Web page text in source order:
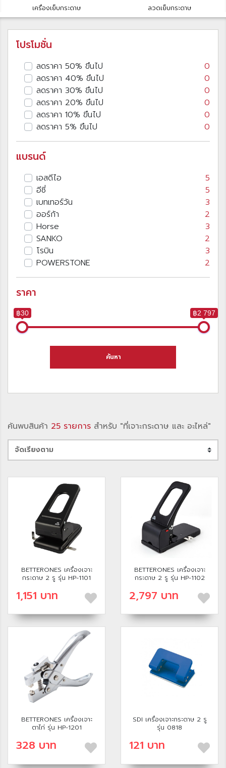
เครื่องเย็บกระดาษ ลวดเย็บกระดาษ
โปรโมชั่น
ลดราคา 50% ขึนไป
0
ลดราคา 40% ขึนไป
0
ลดราคา 30% ขึนไป
0
ลดราคา 20% ขึนไป
0
ลดราคา 10% ขึนไป
0
ลดราคา 5% ขึนไป
0
แบรนด์
เอสดีไอ
5
อีซี่
5
เบทเทอร์วัน
3
ออร์ก้า
2
Horse
3
SANKO
2
โรบิน
3
POWERSTONE
2
ราคา
฿30 ฿2 797
ค้นหา
ค้นพบสินค้า 25 รายการ สำหรับ "ที่เจาะกระดาษ และ อะไหล่"
BETTERONES เครื่องเจาะ
กระดาษ 2 รู รุ่น HP-1101
1,151 บาท
BETTERONES เครื่องเจาะ
กระดาษ 2 รู รุ่น HP-1102
2,797 บาท
BETTERONES เครื่องเจาะ
ตาไก่ รุ่น HP-1201
328 บาท
SDI เครื่องเจาะกระดาษ 2 รู
รุ่น 0818
121 บาท